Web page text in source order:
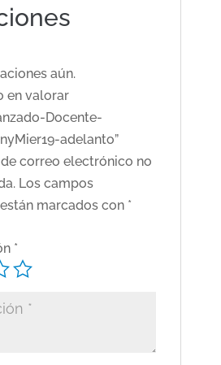
aún.
en valorar
Docente-
adelanto”
correo electrónico no
Los campos
marcados con *
*